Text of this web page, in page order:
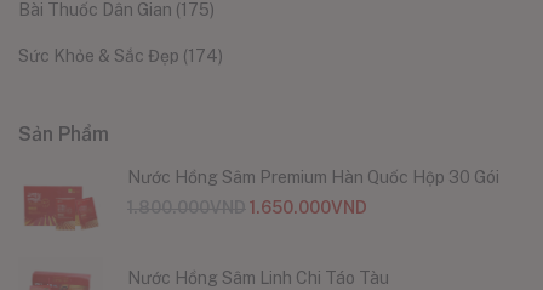
Bài Thuốc Dân Gian (175)
Sức Khỏe & Sắc Đẹp (174)
Sản Phẩm
Nước Hồng Sâm Premium Hàn Quốc Hộp 30 Gói
1.650.000VND
Nước Hồng Sâm Linh Chi Táo Tàu